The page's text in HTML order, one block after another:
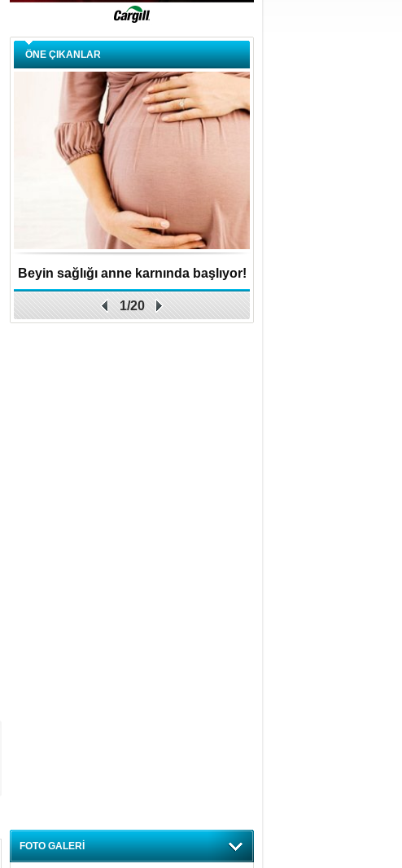
ÖNE ÇIKANLAR
Beyin sağlığı anne karnında başlıyor!
1/20
FOTO GALERİ